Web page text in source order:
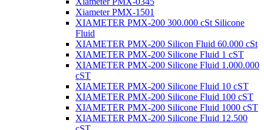
Xiameter PMX-1501
XIAMETER PMX-200 300.000 cSt Silicone
Fluid
XIAMETER PMX-200 Silicon Fluid 60.000 cSt
XIAMETER PMX-200 Silicone Fluid 1 cST
XIAMETER PMX-200 Silicone Fluid 1.000.000
cST
XIAMETER PMX-200 Silicone Fluid 10 cST
XIAMETER PMX-200 Silicone Fluid 100 cST
XIAMETER PMX-200 Silicone Fluid 1000 cST
XIAMETER PMX-200 Silicone Fluid 12.500